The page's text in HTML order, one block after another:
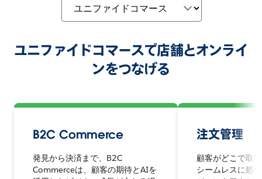
ユニファイドコマースで店舗とオンライ
ンをつなげる
B2C Commerce
発見から決済まで、 B2C
Commerceは、顧客の期待とAIを
注文管理
顧客がどこで取
シームレスに処